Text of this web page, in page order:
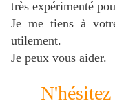
très expérimenté
Je me tiens à
utilement.
Je peux vous aider.
N'hésitez